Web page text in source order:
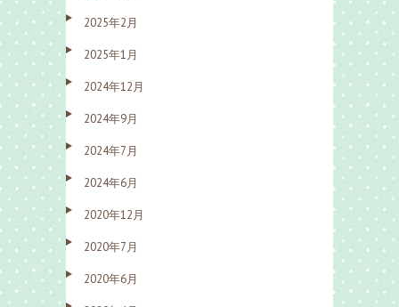
2025年2月
2025年1月
2024年12月
2024年9月
2024年7月
2024年6月
2020年12月
2020年7月
2020年6月